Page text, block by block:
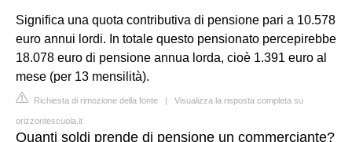
Significa una quota contributiva di pensione pari a 10.578
euro annui lordi. In totale questo pensionato percepirebbe
18.078 euro di pensione annua lorda, cioè 1.391 euro al
mese (per 13 mensilità).
Richiesta di rimozione della fonte | Visualizza la risposta completa su
orizzontescuola.it
Quanti soldi prende di pensione un commerciante?